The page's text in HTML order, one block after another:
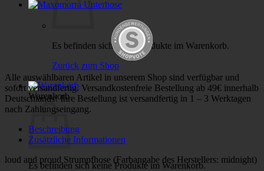
Es befinden sich keine Produkte im Warenkorb.
Zurück zum Shop
Warenkorb
Es befinden sich keine Produkte im Warenkorb.
Alle auswählbaren Artikel in unserem Shop sind verfügbar und
sofort versandfertig. Versandkostenfreie Bestellung ab 49€ innerhalb
Deutschlands! Ihre Bestellung ist versandfertig in 1 – 3 Werktagen
nach Zahlungseingang.
Beschreibung
Zusätzliche Informationen
loud and proud Strumpfhose (Farbangabe des Herstellers: midnight)